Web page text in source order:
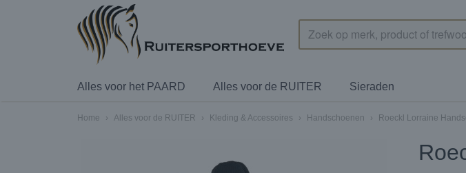
Alles voor het PAARD Alles voor de RUITER Sieraden
Home › Alles voor de RUITER › Kleding & Accessoires › Handschoenen › Roeckl Lorraine